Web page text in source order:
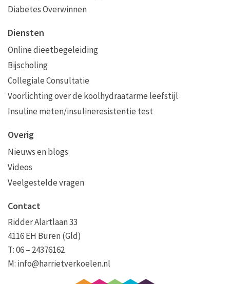
Diabetes Overwinnen
Diensten
Online dieetbegeleiding
Bijscholing
Collegiale Consultatie
Voorlichting over de koolhydraatarme leefstijl
Insuline meten/insulineresistentie test
Overig
Nieuws en blogs
Videos
Veelgestelde vragen
Contact
Ridder Alartlaan 33
4116 EH Buren (Gld)
T: 06 – 24376162
M: info@harrietverkoelen.nl